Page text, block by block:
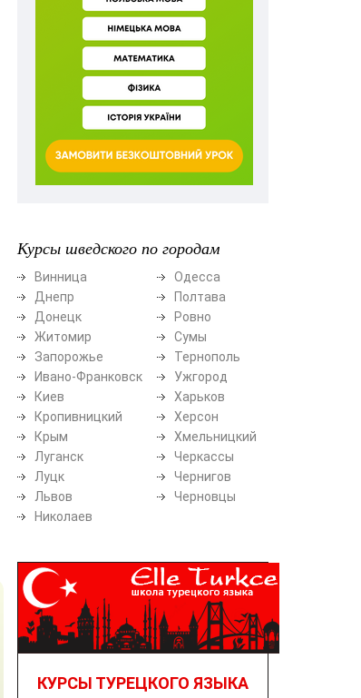
Курсы шведского по городам
Винница
Днепр
Донецк
Житомир
Запорожье
Ивано-Франковск
Киев
Кропивницкий
Крым
Луганск
Луцк
Львов
Николаев
Одесса
Полтава
Ровно
Сумы
Тернополь
Ужгород
Харьков
Херсон
Хмельницкий
Черкассы
Чернигов
Черновцы
КУРСЫ ТУРЕЦКОГО ЯЗЫКА